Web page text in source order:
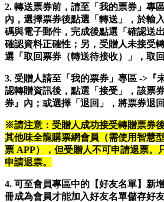
2. 轉送票券前，請至「我的票券」專
內，選擇票券後點選「轉送」，於輸
碼與電子郵件，完成後點選「確認送
確認資料正確性；另，受贈人未接受
選「取回票券（轉送待接收）」，取回
3. 受贈人請至「我的票券」專區 ->『
認轉贈資訊後，點選「接受」，該票
券』內；或選擇「退回」，將票券退回
※請注意：受贈人成功接受轉贈票券
其他味全龍購票網會員（需使用智慧
票 APP），但受贈人不可申請退票。
申請退票。
4. 可至會員專區中的【好友名單】新
冊成為會員才能加入好友名單儲存好